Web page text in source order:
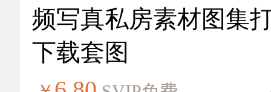
频写真私房素材图集
下载套图